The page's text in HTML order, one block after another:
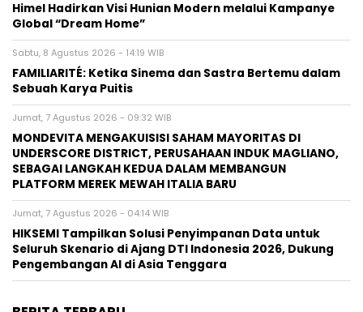
Himel Hadirkan Visi Hunian Modern melalui Kampanye
Global “Dream Home”
Sabtu, 8 Agustus 2026 - 14:19 WIB
FAMILIARITÉ: Ketika Sinema dan Sastra Bertemu dalam
Sebuah Karya Puitis
Jumat, 7 Agustus 2026 - 09:32 WIB
MONDEVITA MENGAKUISISI SAHAM MAYORITAS DI
UNDERSCORE DISTRICT, PERUSAHAAN INDUK MAGLIANO,
SEBAGAI LANGKAH KEDUA DALAM MEMBANGUN
PLATFORM MEREK MEWAH ITALIA BARU
Jumat, 7 Agustus 2026 - 04:14 WIB
HIKSEMI Tampilkan Solusi Penyimpanan Data untuk
Seluruh Skenario di Ajang DTI Indonesia 2026, Dukung
Pengembangan AI di Asia Tenggara